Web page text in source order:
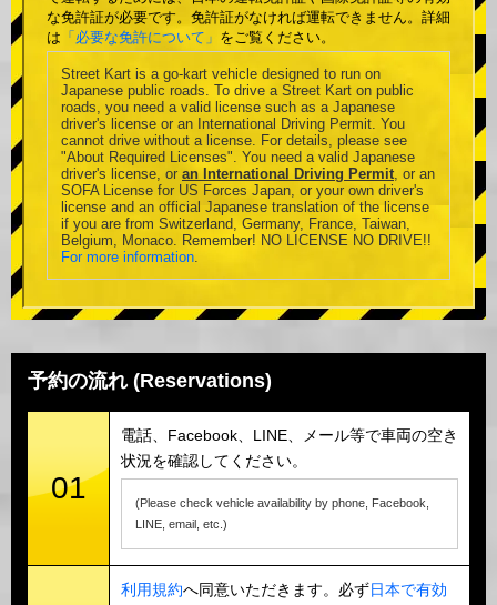
な免許証が必要です。免許証がなければ運転できません。詳細
は 「必要な免許について」 をご覧ください。
Street Kart is a go-kart vehicle designed to run on
Japanese public roads. To drive a Street Kart on public
roads, you need a valid license such as a Japanese
driver's license or an International Driving Permit. You
cannot drive without a license. For details, please see
"About Required Licenses". You need a valid Japanese
driver's license, or an International Driving Permit, or an
SOFA License for US Forces Japan, or your own driver's
license and an official Japanese translation of the license
if you are from Switzerland, Germany, France, Taiwan,
Belgium, Monaco. Remember! NO LICENSE NO DRIVE!!
For more information.
予約の流れ (Reservations)
01
電話、Facebook、LINE、メール等で車両の空き
状況を確認してください。
(Please check vehicle availability by phone, Facebook,
LINE, email, etc.)
利用規約へ同意いただきます。必ず日本で有効